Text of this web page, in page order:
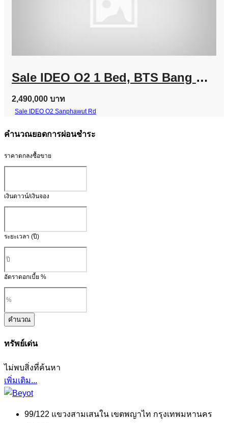
Sale IDEO O2 1 Bed, BTS Bang Na Line @757zwvfy
2,490,000 บาท
Sale IDEO O2 Sanphawut Rd
คำนวณยอดการผ่อนชำระ
ราคาตกลงซื้อขาย
เงินดาวน์/เงินจอง
ระยะเวลา (ปี)
อัตราดอกเบี้ย %
คำนวณ
ทรัพย์เด่น
ไม่พบสิ่งที่ค้นหา
เพิ่มเติม...
99/122 แขวงสามเสนใน เขตพญาไท กรุงเทพมหานคร